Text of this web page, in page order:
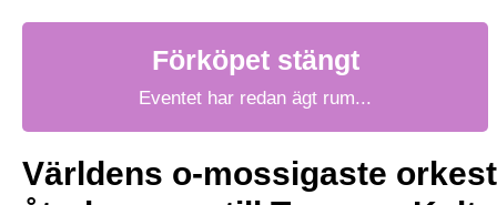
Förköpet stängt
Eventet har redan ägt rum...
Världens o-mossigaste